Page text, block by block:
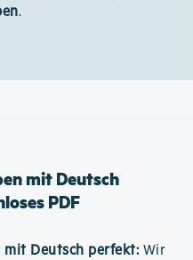
.
mit Deutsch
PDF
mit Deutsch perfekt: Wir